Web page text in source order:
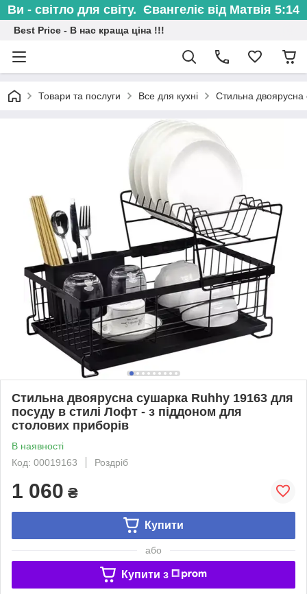
Ви - світло для світу. Євангеліє від Матвія 5:14
Best Price - В нас краща ціна !!!
Товари та послуги Все для кухні Стильна двоярусна
Стильна двоярусна сушарка Ruhhy 19163 для
посуду в стилі Лофт - з піддоном для
столових приборів
В наявності
Код: 00019163
Роздріб
1 060 ₴
Купити
або
Купити з